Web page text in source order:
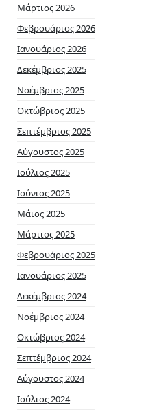
Μάρτιος 2026
Φεβρουάριος 2026
Ιανουάριος 2026
Δεκέμβριος 2025
Νοέμβριος 2025
Οκτώβριος 2025
Σεπτέμβριος 2025
Αύγουστος 2025
Ιούλιος 2025
Ιούνιος 2025
Μάιος 2025
Μάρτιος 2025
Φεβρουάριος 2025
Ιανουάριος 2025
Δεκέμβριος 2024
Νοέμβριος 2024
Οκτώβριος 2024
Σεπτέμβριος 2024
Αύγουστος 2024
Ιούλιος 2024